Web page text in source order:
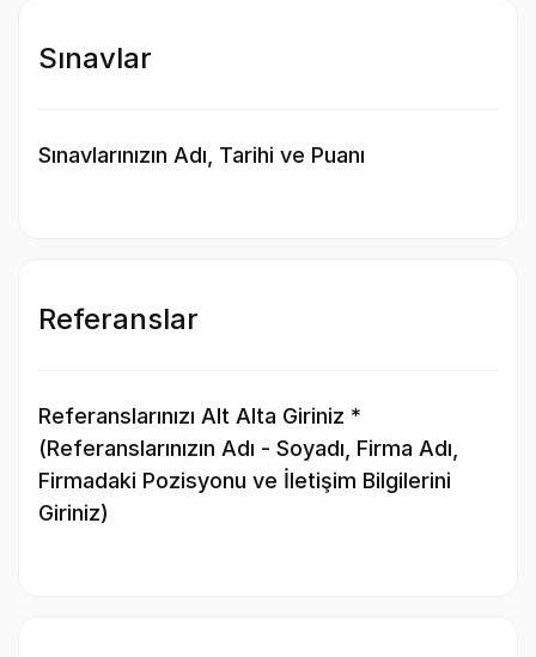
Sınavlar
Sınavlarınızın Adı, Tarihi ve Puanı
Referanslar
Referanslarınızı Alt Alta Giriniz *
(Referanslarınızın Adı - Soyadı, Firma Adı,
Firmadaki Pozisyonu ve İletişim Bilgilerini
Giriniz)